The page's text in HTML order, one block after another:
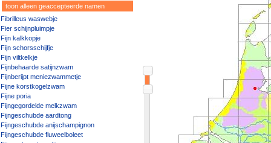
toon alleen geaccepteerde namen
Fibrilleus waswebje
Fier schijnpluimpje
Fijn kalkkopje
Fijn schorsschijfje
Fijn viltkelkje
Fijnbehaarde satijnzwam
Fijnberijpt meniezwammetje
Fijne korstkogelzwam
Fijne poria
Fijngegordelde melkzwam
Fijngeschubde aardtong
Fijngeschubde anijschampignon
Fijngeschubde fluweelboleet